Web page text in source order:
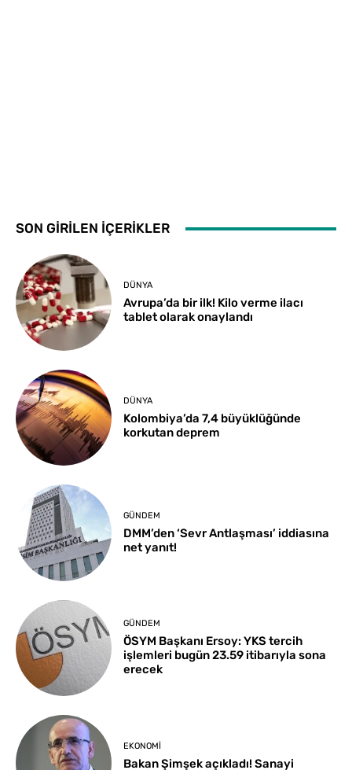
SON GİRİLEN İÇERİKLER
DÜNYA
Avrupa’da bir ilk! Kilo verme ilacı
tablet olarak onaylandı
DÜNYA
Kolombiya’da 7,4 büyüklüğünde
korkutan deprem
GÜNDEM
DMM’den ‘Sevr Antlaşması’ iddiasına
net yanıt!
GÜNDEM
ÖSYM Başkanı Ersoy: YKS tercih
işlemleri bugün 23.59 itibarıyla sona
erecek
EKONOMI
Bakan Şimşek açıkladı! Sanayi